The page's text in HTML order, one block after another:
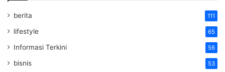
berita 111
lifestyle 65
Informasi Terkini 56
bisnis 53